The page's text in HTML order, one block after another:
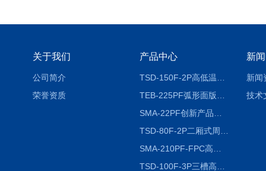
关于我们
公司简介
荣誉资质
产品中心 新
新闻
技术